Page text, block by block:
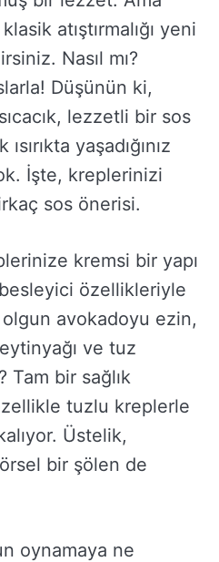
atıştırmalığı yeni
Nasıl mı?
Düşünün ki,
lezzetli bir sos
yaşadığınız
İşte, kreplerinizi
sos önerisi.
kremsi bir yapı
özellikleriyle
avokadoyu ezin,
ve tuz
Tam bir sağlık
tuzlu kreplerle
Üstelik,
bir şölen de
oynamaya ne